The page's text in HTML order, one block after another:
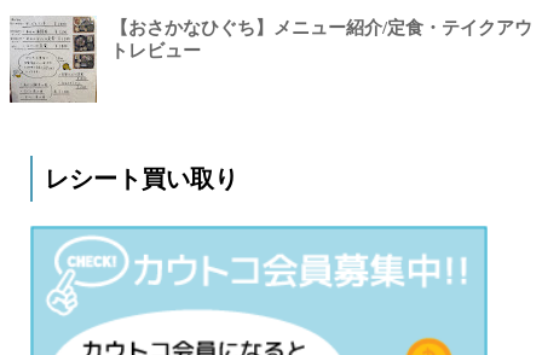
【おさかなひぐち】メニュー紹介/定食・テイクアウ
トレビュー
レシート買い取り